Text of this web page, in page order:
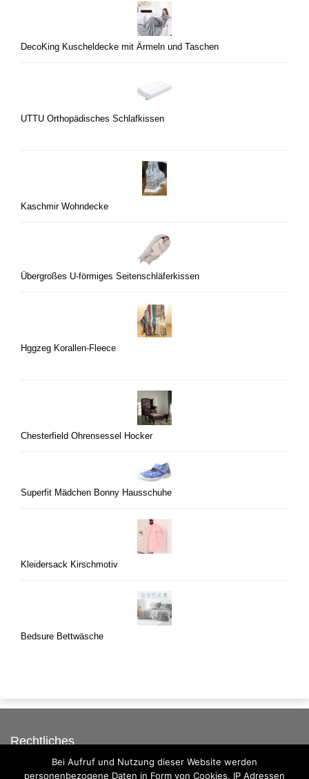
DecoKing Kuscheldecke mit Ärmeln und Taschen
UTTU Orthopädisches Schlafkissen
Kaschmir Wohndecke
Übergroßes U-förmiges Seitenschläferkissen
Hggzeg Korallen-Fleece
Chesterfield Ohrensessel Hocker
Superfit Mädchen Bonny Hausschuhe
Kleidersack Kirschmotiv
Bedsure Bettwäsche
Rechtliches
Auf dieser Seite werben
Bei Aufruf und Nutzung dieser Website werden
personenbezogene Daten in Form von Cookies, IP Adressen